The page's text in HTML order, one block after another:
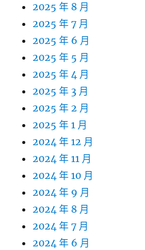
2025 年 8 月
2025 年 7 月
2025 年 6 月
2025 年 5 月
2025 年 4 月
2025 年 3 月
2025 年 2 月
2025 年 1 月
2024 年 12 月
2024 年 11 月
2024 年 10 月
2024 年 9 月
2024 年 8 月
2024 年 7 月
2024 年 6 月